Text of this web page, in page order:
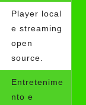
Player local
e streaming
open
source.
Entretenime
nto e